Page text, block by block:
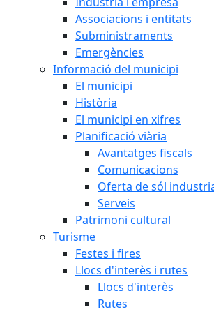
Associacions i entitats
Subministraments
Emergències
Informació del municipi
El municipi
Història
El municipi en xifres
Planificació viària
Avantatges fiscals
Comunicacions
Oferta de sól
Serveis
Patrimoni cultural
Turisme
Festes i fires
Llocs d'interès i rutes
Llocs d'interès
Rutes